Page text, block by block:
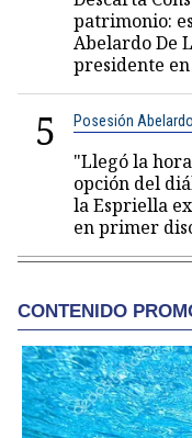
patrimonio:
Abelardo De
presidente
5 Posesión
"Llegó la
opción del
la Espriella
en primer